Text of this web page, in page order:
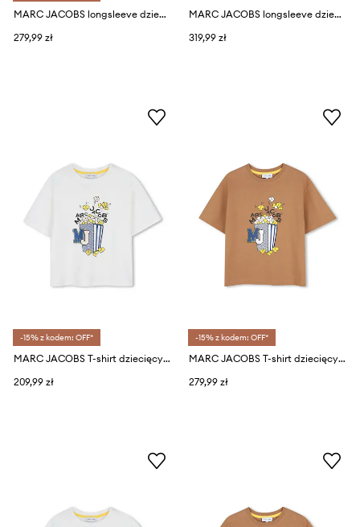
MARC JACOBS longsleeve dziecięcy bawełniany
279,99 zł
MARC JACOBS longsleeve dziecięcy bawełniany
319,99 zł
-15% z kodem: OFF*
MARC JACOBS T-shirt dziecięcy bawełniany
209,99 zł
-15% z kodem: OFF*
MARC JACOBS T-shirt dziecięcy bawełniany
279,99 zł